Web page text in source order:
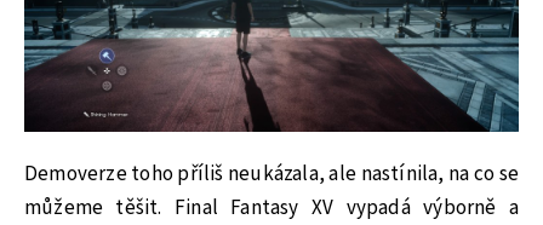
Demoverze toho příliš neukázala, ale nastínila, na co se
můžeme těšit. Final Fantasy XV vypadá výborně a